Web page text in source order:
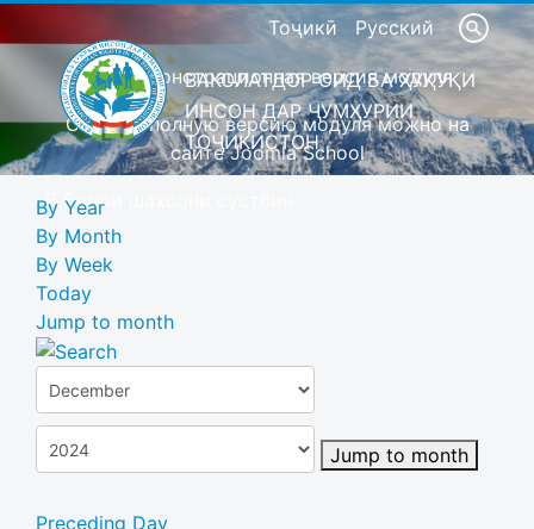
Тоҷикӣ Русский
Это демонстрационная версия модуля
Скачать полную версию модуля можно на
сайте Joomla School
Барои шахсони сустбин
ВАКОЛАТДОР ОИД БА ҲУҚУҚИ
ИНСОН ДАР ҶУМҲУРИИ
ТОҶИКИСТОН
By Year
By Month
By Week
Today
Jump to month
Jump to month
Preceding Day